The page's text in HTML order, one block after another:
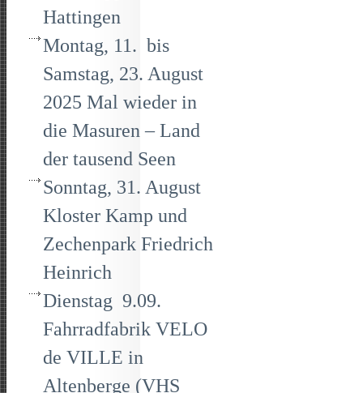
Hattingen
Montag, 11. bis
Samstag, 23. August
2025 Mal wieder in
die Masuren – Land
der tausend Seen
Sonntag, 31. August
Kloster Kamp und
Zechenpark Friedrich
Heinrich
Dienstag 9.09.
Fahrradfabrik VELO
de VILLE in
Altenberge (VHS